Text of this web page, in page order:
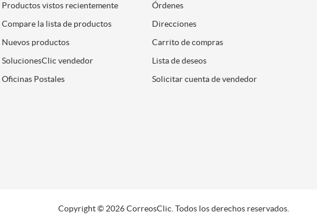
Productos vistos recientemente
Compare la lista de productos
Nuevos productos
SolucionesClic vendedor
Oficinas Postales
Órdenes
Direcciones
Carrito de compras
Lista de deseos
Solicitar cuenta de vendedor
Copyright © 2026 CorreosClic. Todos los derechos reservados.